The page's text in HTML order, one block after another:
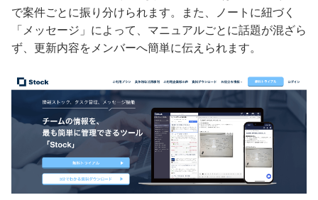
で案件ごとに振り分けられます。また、ノートに紐づく
「メッセージ」によって、マニュアルごとに話題が混ざら
ず、更新内容をメンバーへ簡単に伝えられます。